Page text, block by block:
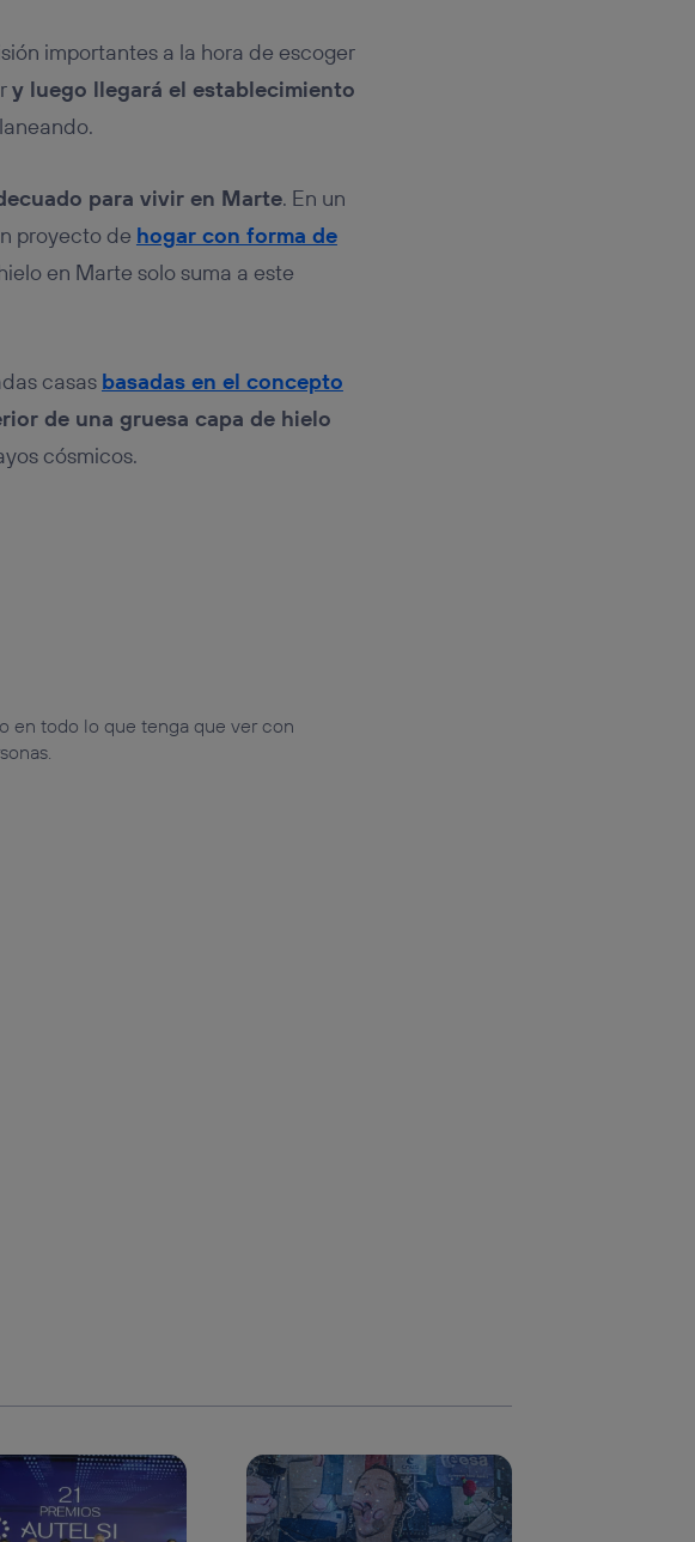
importantes a la hora de escoger
y luego llegará el establecimiento
para vivir en Marte. En un
proyecto de hogar con forma de
en Marte solo suma a este
casas basadas en el concepto
de una gruesa capa de hielo
cósmicos.
en todo lo que tenga que ver con